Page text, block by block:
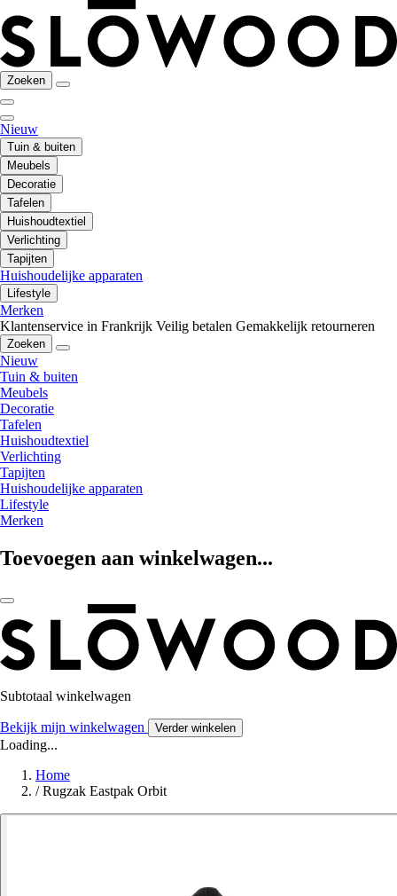
Zoeken
Nieuw
Tuin & buiten
Meubels
Decoratie
Tafelen
Huishoudtextiel
Verlichting
Tapijten
Huishoudelijke apparaten
Lifestyle
Merken
Klantenservice in Frankrijk Veilig betalen Gemakkelijk retourneren
Zoeken
Nieuw
Tuin & buiten
Meubels
Decoratie
Tafelen
Huishoudtextiel
Verlichting
Tapijten
Huishoudelijke apparaten
Lifestyle
Merken
Toevoegen aan winkelwagen...
Subtotaal winkelwagen
Bekijk mijn winkelwagen Verder winkelen
Loading...
Home
/ Rugzak Eastpak Orbit